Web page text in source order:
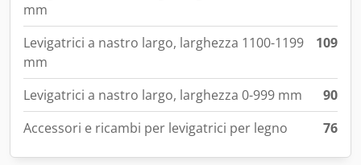
mm
Levigatrici a nastro largo, larghezza 1100-1199
mm
109
Levigatrici a nastro largo, larghezza 0-999 mm
90
Accessori e ricambi per levigatrici per legno
76